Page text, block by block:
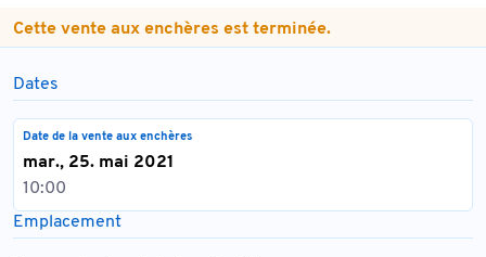
Cette vente aux enchères est terminée.
Dates
Date de la vente aux enchères
mar., 25. mai 2021
10:00
Emplacement